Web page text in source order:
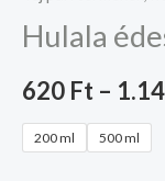
Hulala
620 Ft –
200 ml 500 ml